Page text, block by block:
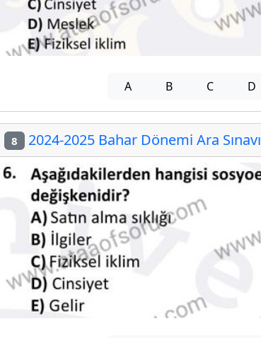
A B C D
8 2024-2025 Bahar Dönemi Ara Sınavı